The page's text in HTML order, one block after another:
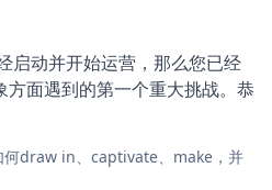
动并开始运营，那么您已经
面遇到的第一个重大挑战。恭
draw in、captivate、make，并